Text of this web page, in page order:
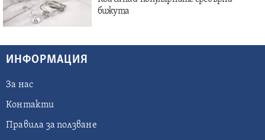
бижута
ИНФОРМАЦИЯ
За нас
Контакти
Правила за ползване